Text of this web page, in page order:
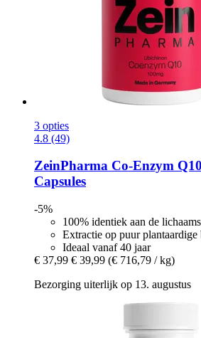
3 opties
4.8 (49)
ZeinPharma Co-​Enzym
Capsules
-5%
100% identiek aan de
Extractie op puur plantaardige
Ideaal vanaf 40 jaar
€ 37,99 € 39,99 (€ 716,79 / kg)
Bezorging uiterlijk op 13. augustus